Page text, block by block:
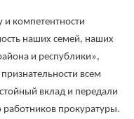
компетентности
наших семей, наших
и республики»,
всем
вклад и передали
прокуратуры.